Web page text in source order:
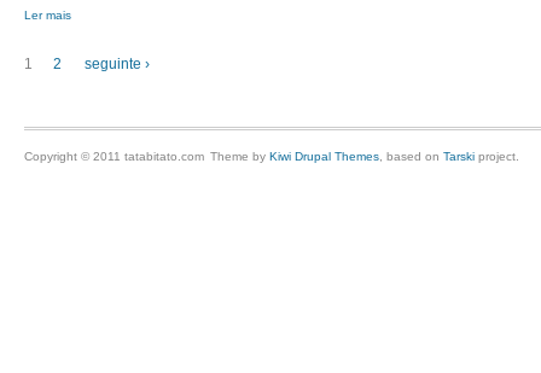
Ler mais
Páginas
1 2 seguinte ›
Copyright © 2011 tatabitato.com Theme by Kiwi Drupal Themes , based on Tarski project.